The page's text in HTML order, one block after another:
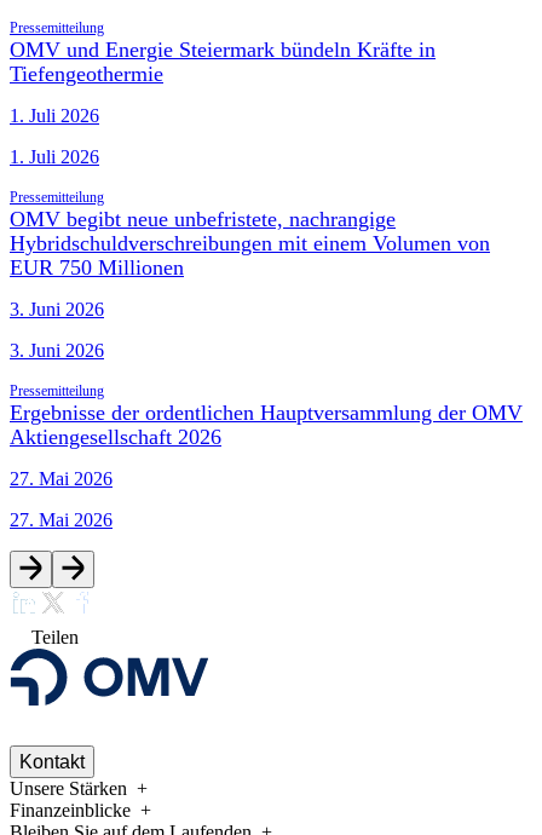
Pressemitteilung
OMV und Energie Steiermark bündeln Kräfte in
Tiefengeothermie
1. Juli 2026
1. Juli 2026
Pressemitteilung
OMV begibt neue unbefristete, nachrangige
Hybridschuldverschreibungen mit einem Volumen von
EUR 750 Millionen
3. Juni 2026
3. Juni 2026
Pressemitteilung
Ergebnisse der ordentlichen Hauptversammlung der OMV
Aktiengesellschaft 2026
27. Mai 2026
27. Mai 2026
Teilen
Kontakt
Unsere Stärken
Finanzeinblicke